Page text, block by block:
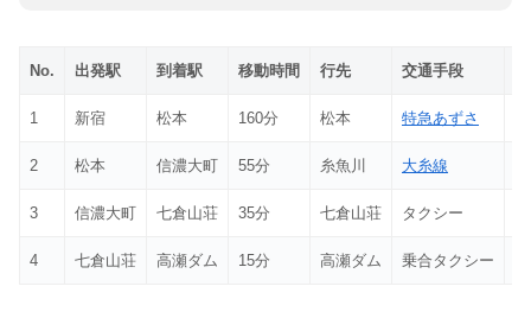
No. 出発駅 到着駅 移動時間 行先 交通手段
1 新宿 松本 160分 松本 特急あずさ
2 松本 信濃大町 55分 糸魚川 大糸線
3 信濃大町 七倉山荘 35分 七倉山荘 タクシー
4 七倉山荘 高瀬ダム 15分 高瀬ダム 乗合タクシー